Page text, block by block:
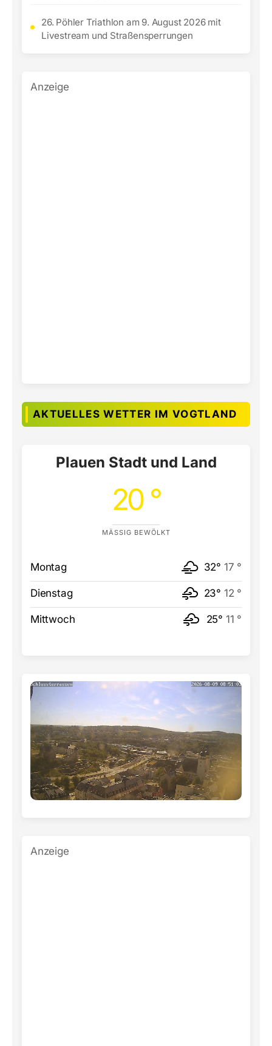
26. Pöhler Triathlon am 9. August 2026 mit
Livestream und Straßensperrungen
Anzeige
AKTUELLES WETTER IM VOGTLAND
Plauen Stadt und Land
20 °
MÄSSIG BEWÖLKT
Montag 32° 17 °
Dienstag 23° 12 °
Mittwoch 25° 11 °
Anzeige